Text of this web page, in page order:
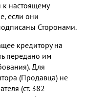
настоящему
если они
Сторонами.
кредитору на
передано им
Для
(Продавца) не
(ст. 382